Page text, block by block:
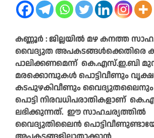
കണ്ണൂർ : ജില്ലയിൽ മഴ കനത്ത
വൈദ്യുത അപകടങ്ങൾക്കെതിരെ
പാലിക്കണമെന്ന്‌ കെ.എസ്‌.ഇ.ബി
മരക്കൊമ്പുകൾ പൊട്ടിവീണും
കടപുഴകിവീണും വൈദ്യുതലൈനും
പൊട്ടി നിരവധിപരാതികളാണ്
ലഭിക്കുന്നത്‌. ഈ സാഹചര്യത്തിൽ
വൈദ്യുതിലൈൻ